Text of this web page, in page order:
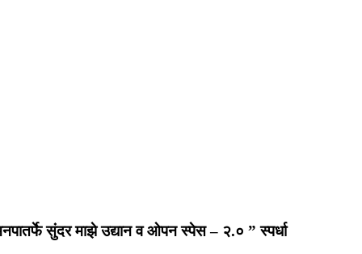
सुंदर माझे उद्यान व ओपन स्पेस – २.० ” स्पर्धा